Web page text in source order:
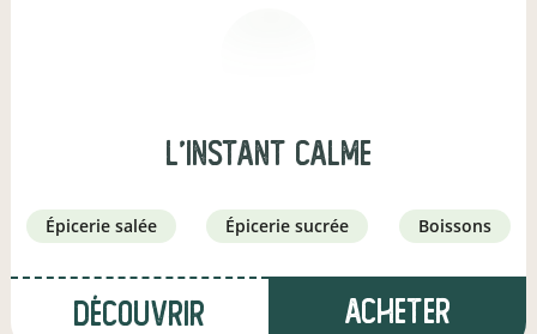
L'Instant Calme
épicerie salée épicerie sucrée boissons
Découvrir Acheter